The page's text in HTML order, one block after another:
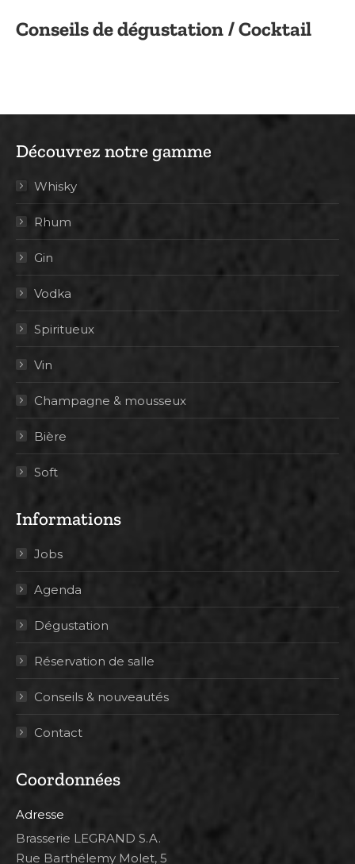
Conseils de dégustation / Cocktail
Découvrez notre gamme
Whisky
Rhum
Gin
Vodka
Spiritueux
Vin
Champagne & mousseux
Bière
Soft
Informations
Jobs
Agenda
Dégustation
Réservation de salle
Conseils & nouveautés
Contact
Coordonnées
Adresse
Brasserie LEGRAND S.A.
Rue Barthélemy Molet, 5